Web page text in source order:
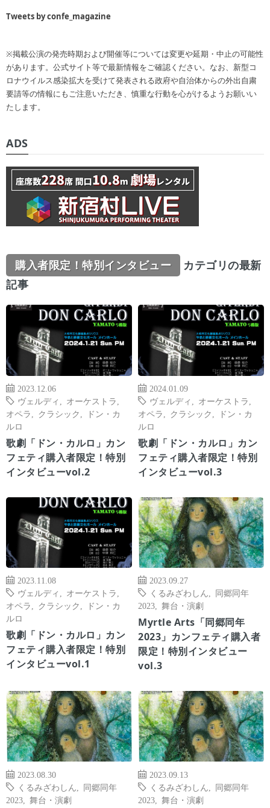
Tweets by confe_magazine
※掲載公演の発売時期および開催等については変更や延期・中止の可能性
があります。公式サイト等で最新情報をご確認ください。なお、新型コ
ロナウイルス感染拡大を受けて発表される政府や自治体からの外出自粛
要請等の情報にもご注意いただき、慎重な行動を心がけるようお願いい
たします。
ADS
購入者限定！特別インタビュー
カテゴリの最新
記事
2023.12.06
ヴェルディ
オーケストラ
オペラ
クラシック
ドン・カ
ルロ
歌劇「ドン・カルロ」カン
フェティ購入者限定！特別
インタビューvol.2
2024.01.09
ヴェルディ
オーケストラ
オペラ
クラシック
ドン・カ
ルロ
歌劇「ドン・カルロ」カン
フェティ購入者限定！特別
インタビューvol.3
2023.11.08
ヴェルディ
オーケストラ
オペラ
クラシック
ドン・カ
ルロ
歌劇「ドン・カルロ」カン
フェティ購入者限定！特別
インタビューvol.1
2023.09.27
くるみざわしん
同郷同年
2023
舞台・演劇
Myrtle Arts「同郷同年
2023」カンフェティ購入者
限定！特別インタビュー
vol.3
2023.08.30
くるみざわしん
同郷同年
2023
舞台・演劇
2023.09.13
くるみざわしん
同郷同年
2023
舞台・演劇